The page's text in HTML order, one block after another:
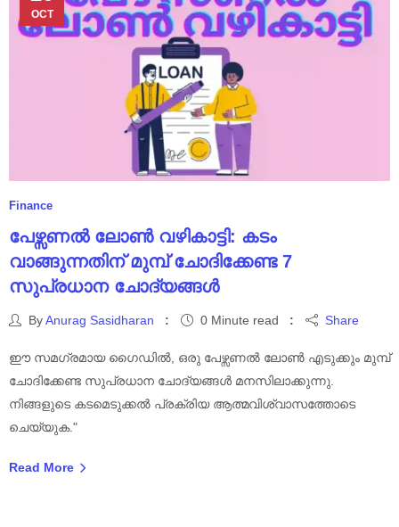
OCT
Finance
പേഴ്സണൽ ലോൺ വഴികാട്ടി: കടം
വാങ്ങുന്നതിന് മുമ്പ് ചോദിക്കേണ്ട 7
സുപ്രധാന ചോദ്യങ്ങൾ
ByAnurag Sasidharan 0 Minute read Share
ഈ സമഗ്രമായ ഗൈഡിൽ, ഒരു പേഴ്സണൽ ലോൺ എടുക്കും മുമ്പ്
ചോദിക്കേണ്ട സുപ്രധാന ചോദ്യങ്ങൾ മനസിലാക്കുന്നു.
നിങ്ങളുടെ കടമെടുക്കൽ പ്രക്രിയ ആത്മവിശ്വാസത്തോടെ
ചെയ്യുക."
Read More